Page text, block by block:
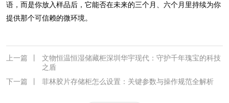
语，而是你放入样品后，它能否在未来的三个月、六个月里持续为你
提供那个可信赖的微环境。
上一篇
文物恒温恒湿储藏柜深圳华宇现代：守护千年瑰宝的科技
之盾
下一篇
菲林胶片存储柜怎么设置：关键参数与操作规范全解析